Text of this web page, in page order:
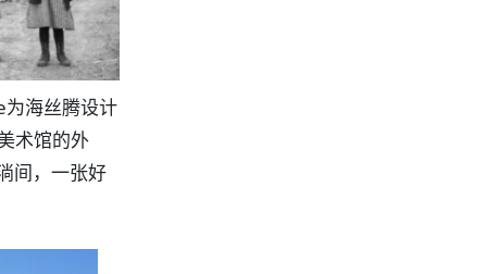
海丝腾设计
术馆的外
间，一张好